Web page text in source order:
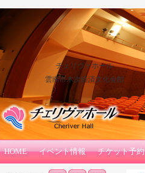
チェリヴァホール
雲南市木次経済文化会館
メインメニュー
メインコンテンツへ移動
サブコンテンツへ移動
HOME イベント情報 チケット予約